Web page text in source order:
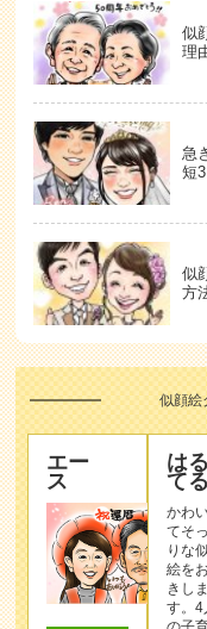
似
理
急
短
似
方
似顔絵
エー
ス
はる
てる
かわ
てそ
りな
絵を
きしま
す。4